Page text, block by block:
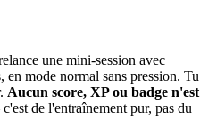
une mini-session avec
en mode normal sans pression. Tu
Aucun score, XP ou badge n'est
de l'entraînement pur, pas du